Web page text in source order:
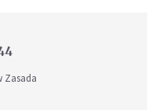
Zasada